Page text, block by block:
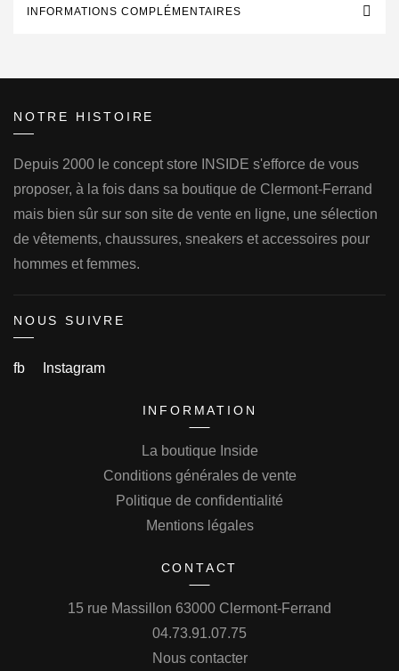
INFORMATIONS COMPLÉMENTAIRES
NOTRE HISTOIRE
Depuis 2000 le concept store INSIDE s'efforce de vous
proposer, à la fois dans sa boutique de Clermont-Ferrand
mais bien sûr sur son site de vente en ligne, une sélection
de vêtements, chaussures, sneakers et accessoires pour
hommes et femmes.
NOUS SUIVRE
fb Instagram
INFORMATION
La boutique Inside
Conditions générales de vente
Politique de confidentialité
Mentions légales
CONTACT
15 rue Massillon 63000 Clermont-Ferrand
04.73.91.07.75
Nous contacter